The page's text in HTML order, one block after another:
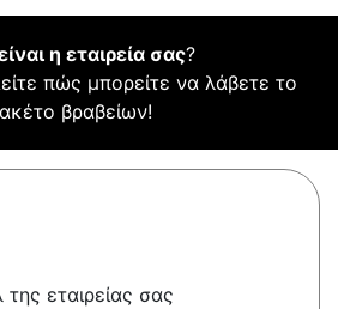
η εταιρεία σας?
πώς μπορείτε να λάβετε το
βραβείων!
εταιρείας σας